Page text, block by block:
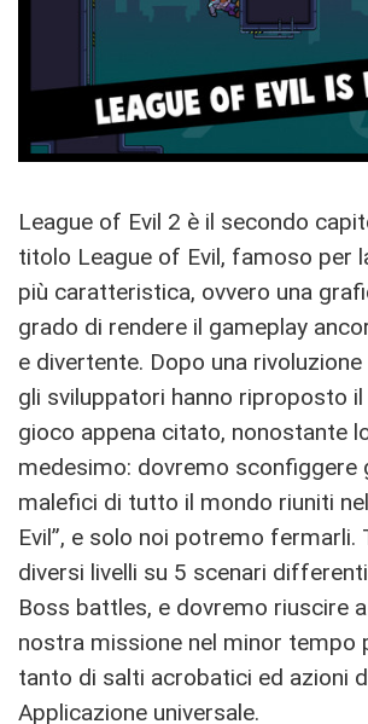
League of Evil 2 è il secondo
titolo League of Evil, famoso per
più caratteristica, ovvero una
grado di rendere il gameplay
e divertente. Dopo una
gli sviluppatori hanno riproposto
gioco appena citato, nonostante
medesimo: dovremo sconfiggere
malefici di tutto il mondo riuniti
Evil”, e solo noi potremo fermarli.
diversi livelli su 5 scenari
Boss battles, e dovremo riuscire
nostra missione nel minor tempo
tanto di salti acrobatici ed azioni
Applicazione universale.